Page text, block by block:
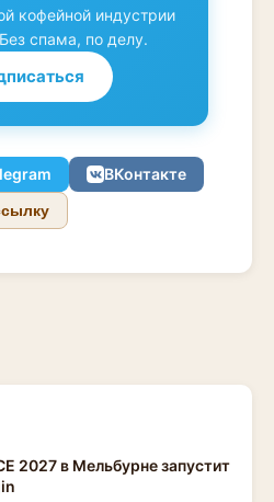
кофейной индустрии
спама, по делу.
ВКонтакте
2027 в Мельбурне запустит